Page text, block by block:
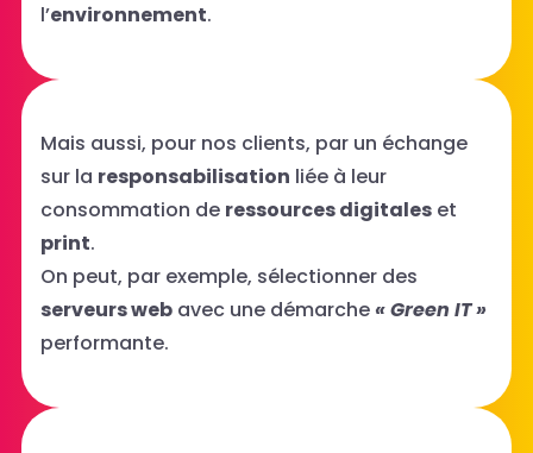
l’environnement.
Mais aussi, pour nos clients, par un échange
sur la responsabilisation liée à leur
consommation de ressources digitales et
print.
On peut, par exemple, sélectionner des
serveurs web avec une démarche « Green IT »
performante.